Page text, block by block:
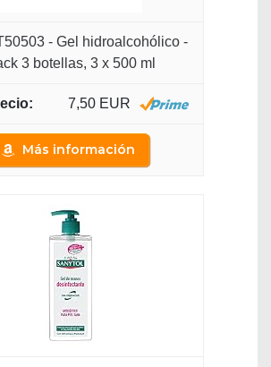
- Gel hidroalcohólico -
3 botellas, 3 x 500 ml
7,50 EUR
Más información